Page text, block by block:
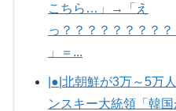
こちら…」→「え
っ？？？？？？？？
」＝...
|●|北朝鮮が3万～5万
ンスキー大統領「韓